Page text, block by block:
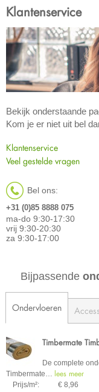
Klantenservice
Bekijk onderstaande
Kom je er niet uit bel
Klantenservice
Veel gestelde vragen
Bel ons:
+31 (0)85 8888 075
ma-do 9:30-17:30
vrij 9:30-20:30
za 9:30-17:00
Bijpassende
Ondervloeren
Timbermate
De complete
Timbermate
lees meer
Prijs/m²:
€ 8,96